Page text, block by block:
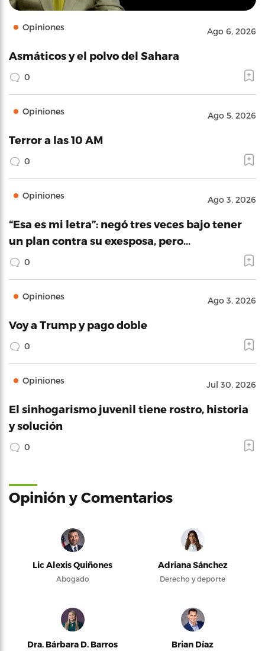
Opiniones Ago 6, 2026
Asmáticos y el polvo del Sahara
0
Opiniones Ago 5, 2026
Terror a las 10 AM
0
Opiniones Ago 3, 2026
“Esa es mi letra”: negó tres veces bajo tener
un plan contra su exesposa, pero…
0
Opiniones Ago 3, 2026
Voy a Trump y pago doble
0
Opiniones Jul 30, 2026
El sinhogarismo juvenil tiene rostro, historia
y solución
0
Opinión y Comentarios
Lic Alexis Quiñones
Abogado
Adriana Sánchez
Derecho y deporte
Dra. Bárbara D. Barros Brian Díaz